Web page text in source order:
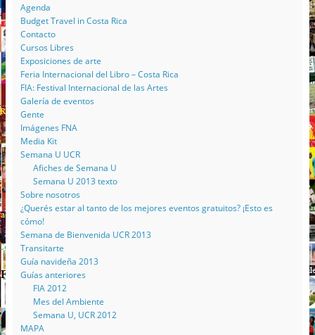
Agenda
Budget Travel in Costa Rica
Contacto
Cursos Libres
Exposiciones de arte
Feria Internacional del Libro – Costa Rica
FIA: Festival Internacional de las Artes
Galería de eventos
Gente
Imágenes FNA
Media Kit
Semana U UCR
Afiches de Semana U
Semana U 2013 texto
Sobre nosotros
¿Querés estar al tanto de los mejores eventos gratuitos? ¡Esto es
cómo!
Semana de Bienvenida UCR 2013
Transitarte
Guía navideña 2013
Guías anteriores
FIA 2012
Mes del Ambiente
Semana U, UCR 2012
MAPA